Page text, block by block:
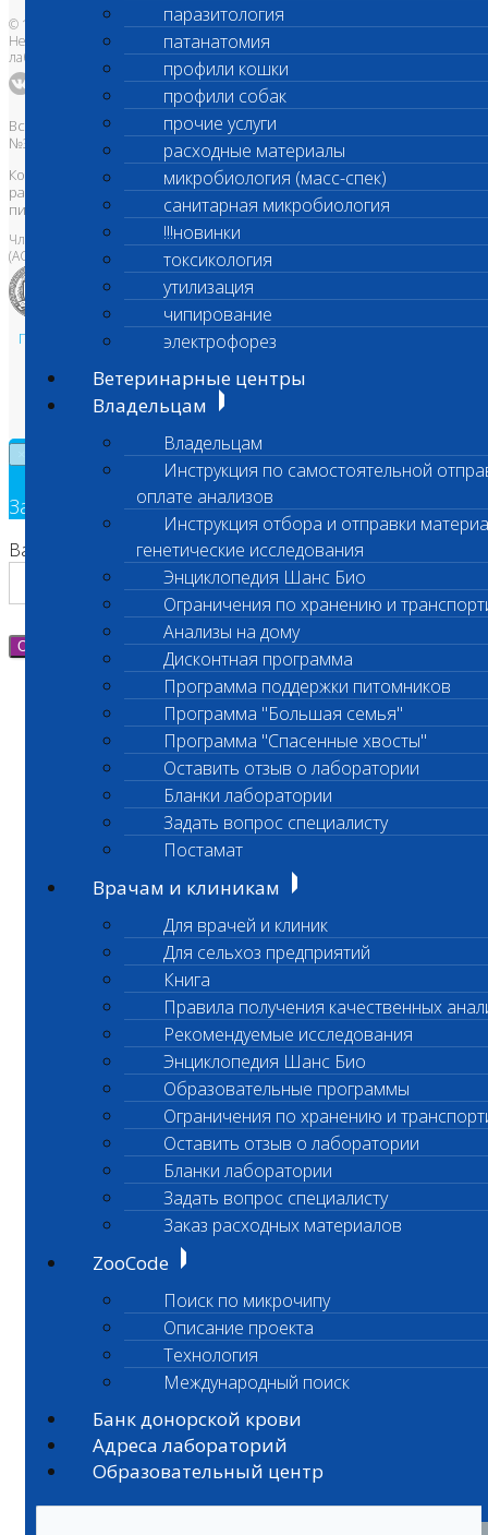
паразитология
патанатомия
профили кошки
профили собак
прочие услуги
расходные материалы
микробиология (масс-спек)
санитарная микробиология
!!!новинки
токсикология
утилизация
чипирование
электрофорез
Ветеринарные центры
Владельцам
Владельцам
Инструкция по самостоятельной
оплате анализов
Инструкция отбора и отправки
генетические исследования
Энциклопедия Шанс Био
Ограничения по хранению и
Анализы на дому
Дисконтная программа
Программа поддержки питомников
Программа "Большая семья"
Программа "Спасенные хвосты"
Оставить отзыв о лаборатории
Бланки лаборатории
Задать вопрос специалисту
Постамат
Врачам и клиникам
Для врачей и клиник
Для сельхоз предприятий
Книга
Правила получения качественных
Рекомендуемые исследования
Энциклопедия Шанс Био
Образовательные программы
Ограничения по хранению и
Оставить отзыв о лаборатории
Бланки лаборатории
Задать вопрос специалисту
Заказ расходных материалов
ZooCode
Поиск по микрочипу
Описание проекта
Технология
Международный поиск
Банк донорской крови
Адреса лабораторий
Образовательный центр
© 1996-2026
Независимая ветеринарная
лаборатория Шанс Био
Все права защищены и охраняются законом. Товарный знак
№395740 от 2008 г. ООО "ШАНС БИО"
Копирование, тиражирование, а также использование материалов,
размещенных на сайтеwww.vetlab.ruвозможно только с
письменного разрешения Правообладателя
Член Национальной ветеринарной палаты
(АСРО НВП)
Политика в области персональных данных и конфиденциальности
Техническая поддержка
Заявка на обратный звонок
Ваш номер телефона
Отправить